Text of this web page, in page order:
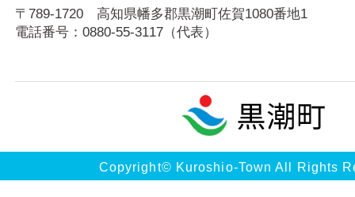
〒789-1720 高知県幡多郡黒潮町佐賀1080番地1
電話番号：0880-55-3117 （代表）
Copyright© Kuroshio-Town All Rights